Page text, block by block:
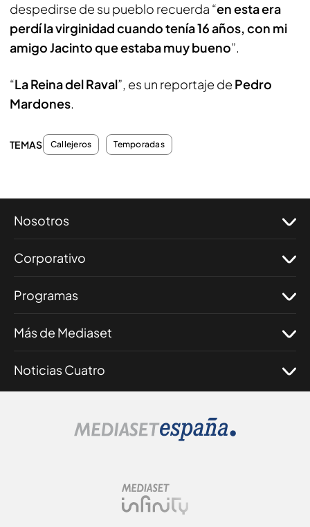
despedirse de su pueblo recuerda “en esta era
perdí la virginidad cuando tenía 16 años, con mi
amigo Jacinto que estaba muy bueno”.
“La Reina del Raval”, es un reportaje de Pedro
Mardones.
TEMAS Callejeros Temporadas
Nosotros
Corporativo
Programas
Más de Mediaset
Noticias Cuatro